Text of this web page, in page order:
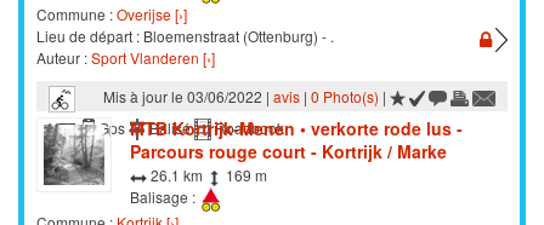
Commune :Overijse [›]
Lieu de départ : Bloemenstraat (Ottenburg) - .
Auteur :Sport Vlanderen [›]
Mis à jour le 03/06/2022 | avis| 0 Photo(s) |
VTT
Gps Balisé Roadbook
MTB Kortrijk-Menen • verkorte rode lus -
Parcours rouge court - Kortrijk / Marke
26.1 km
169 m
Balisage :